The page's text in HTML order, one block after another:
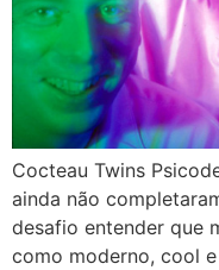
Cocteau Twins
ainda não
desafio entender que
como moderno, cool